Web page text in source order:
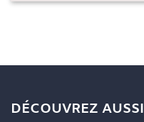
DÉCOUVREZ AUSSI